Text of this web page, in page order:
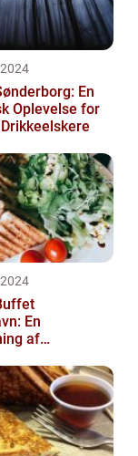
En
Oplevelse for
En
af